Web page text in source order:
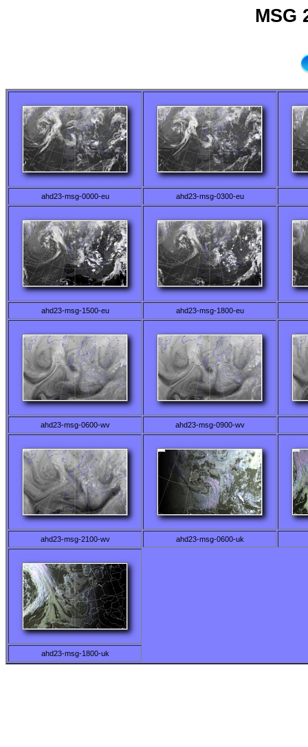
MSG
ahd23-msg-0000-eu ahd23-msg-0300-eu
ahd23-msg-1500-eu ahd23-msg-1800-eu
ahd23-msg-0600-wv ahd23-msg-0900-wv
ahd23-msg-2100-wv ahd23-msg-0600-uk
ahd23-msg-1800-uk